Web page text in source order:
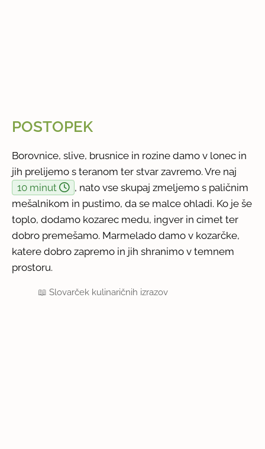
POSTOPEK
Borovnice, slive, brusnice in rozine damo v lonec in
jih prelijemo s teranom ter stvar zavremo. Vre naj
10 minut
, nato vse skupaj zmeljemo s paličnim
mešalnikom in pustimo, da se malce ohladi. Ko je še
toplo, dodamo kozarec medu, ingver in cimet ter
dobro premešamo. Marmelado damo v kozarčke,
katere dobro zapremo in jih shranimo v temnem
prostoru.
📖Slovarček kulinaričnih izrazov